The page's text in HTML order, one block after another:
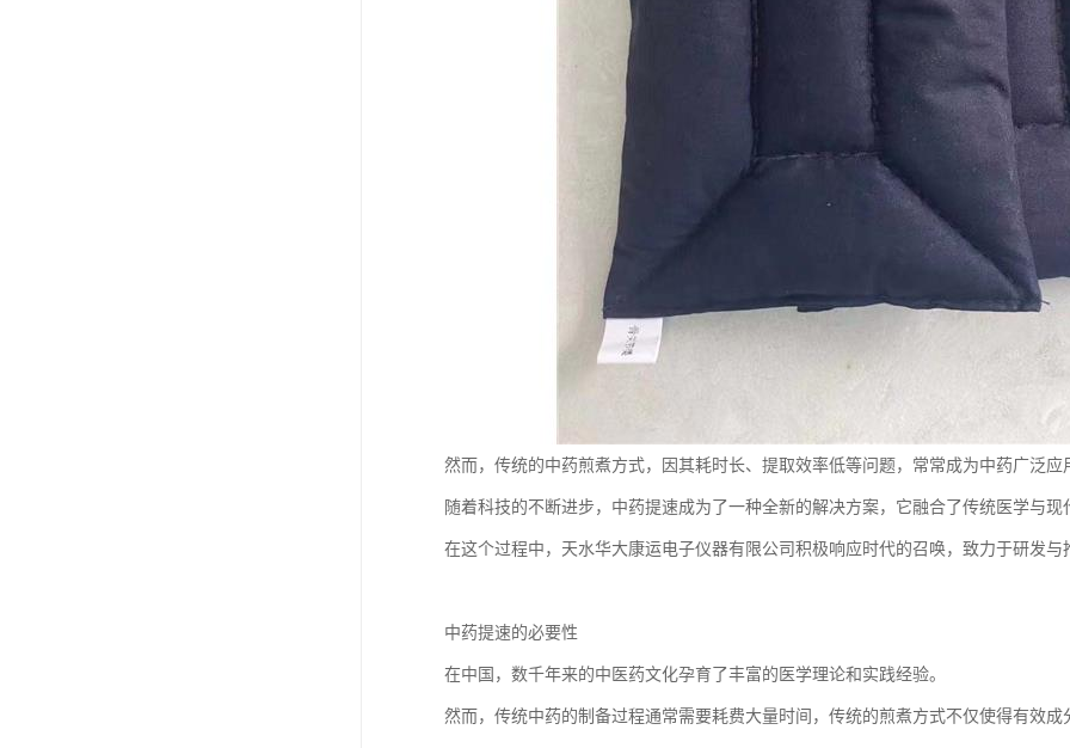
然而，传统的中药煎煮方式，因其耗时长、提取效率低等问题，常常成为中药广泛应
随着科技的不断进步，中药提速成为了一种全新的解决方案，它融合了传统医学与
在这个过程中，天水华大康运电子仪器有限公司积极响应时代的召唤，致力于研发
中药提速的必要性
在中国，数千年来的中医药文化孕育了丰富的医学理论和实践经验。
然而，传统中药的制备过程通常需要耗费大量时间，传统的煎煮方式不仅使得有效